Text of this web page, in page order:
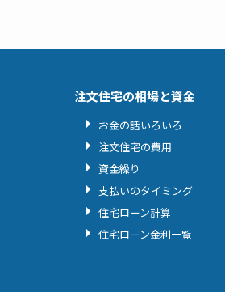
注文住宅の相場と資金
お金の話いろいろ
注文住宅の費用
資金繰り
支払いのタイミング
住宅ローン計算
住宅ローン金利一覧